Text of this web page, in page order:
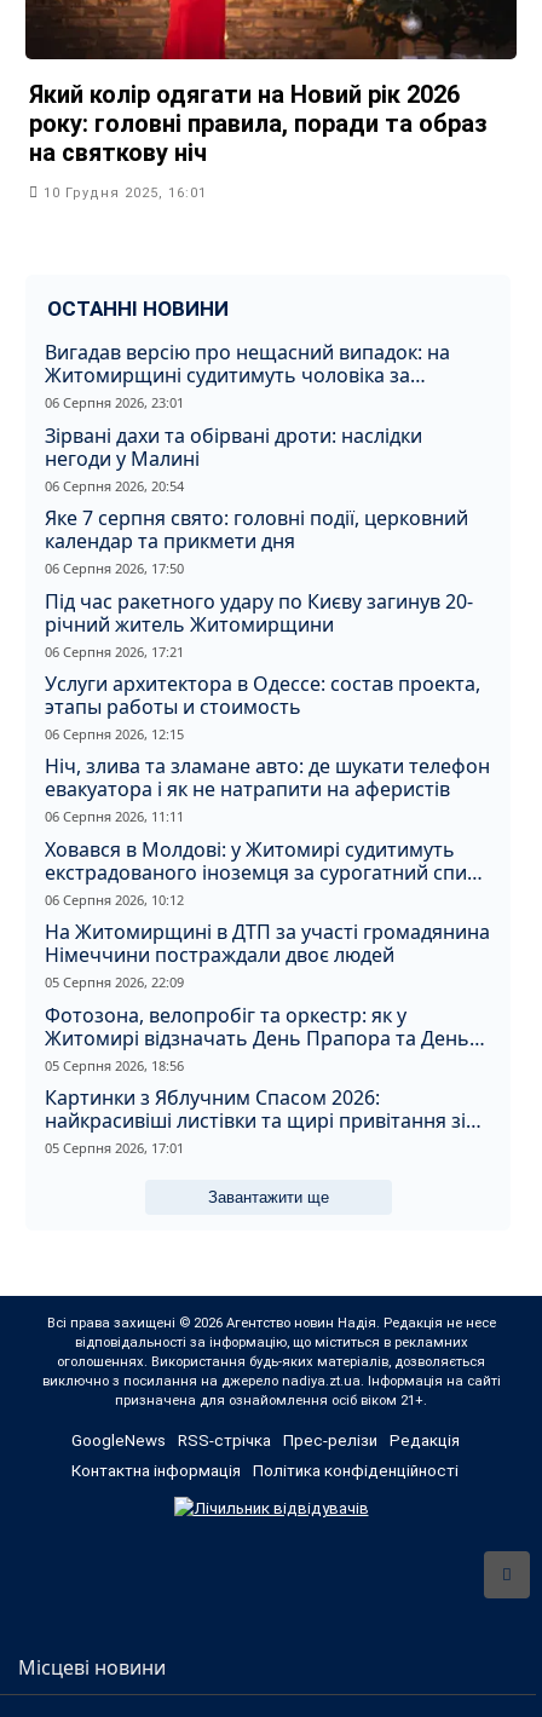
Який колір одягати на Новий рік 2026
року: головні правила, поради та образ
на святкову ніч
10 Грудня 2025, 16:01
ОСТАННІ НОВИНИ
Вигадав версію про нещасний випадок: на
Житомирщині судитимуть чоловіка за
вбивство співмешканки
06 Серпня 2026, 23:01
Зірвані дахи та обірвані дроти: наслідки
негоди у Малині
06 Серпня 2026, 20:54
Яке 7 серпня свято: головні події, церковний
календар та прикмети дня
06 Серпня 2026, 17:50
Під час ракетного удару по Києву загинув 20-
річний житель Житомирщини
06 Серпня 2026, 17:21
Услуги архитектора в Одессе: состав проекта,
этапы работы и стоимость
06 Серпня 2026, 12:15
Ніч, злива та зламане авто: де шукати телефон
евакуатора і як не натрапити на аферистів
06 Серпня 2026, 11:11
Ховався в Молдові: у Житомирі судитимуть
екстрадованого іноземця за сурогатний спирт
і відмивання грошей
06 Серпня 2026, 10:12
На Житомирщині в ДТП за участі громадянина
Німеччини постраждали двоє людей
05 Серпня 2026, 22:09
Фотозона, велопробіг та оркестр: як у
Житомирі відзначать День Прапора та День
Незалежності
05 Серпня 2026, 18:56
Картинки з Яблучним Спасом 2026:
найкрасивіші листівки та щирі привітання зі
святом
05 Серпня 2026, 17:01
Завантажити ще
Всі права захищені © 2026 Агентство новин Надія. Редакція не несе
відповідальності за інформацію, що міститься в рекламних
оголошеннях. Використання будь-яких матеріалів, дозволяється
виключно з посилання на джерело nadiya.zt.ua. Інформація на сайті
призначена для ознайомлення осіб віком 21+.
GoogleNews RSS-стрічка Прес-релізи
Редакція
Контактна інформація
Політика конфіденційності
Місцеві новини